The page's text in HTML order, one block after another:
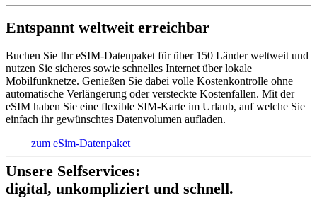
Entspannt weltweit erreichbar
Buchen Sie Ihr eSIM-Datenpaket für über 150 Länder weltweit und
nutzen Sie sicheres sowie schnelles Internet über lokale
Mobilfunknetze. Genießen Sie dabei volle Kostenkontrolle ohne
automatische Verlängerung oder versteckte Kostenfallen. Mit der
eSIM haben Sie eine flexible SIM-Karte im Urlaub, auf welche Sie
einfach ihr gewünschtes Datenvolumen aufladen.
zum eSim-Datenpaket
Unsere Selfservices:
digital, unkompliziert und schnell.